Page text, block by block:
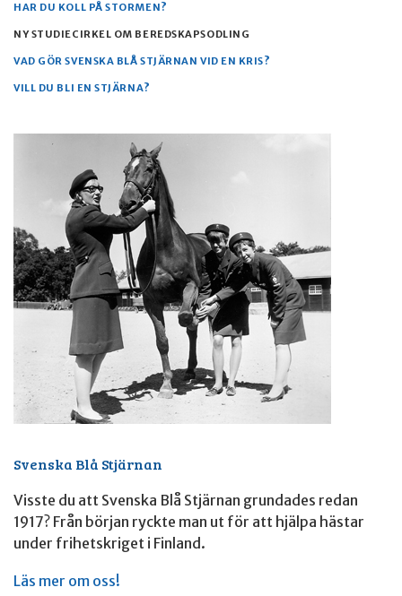
HAR DU KOLL PÅ STORMEN?
NY STUDIECIRKEL OM BEREDSKAPSODLING
VAD GÖR SVENSKA BLÅ STJÄRNAN VID EN KRIS?
VILL DU BLI EN STJÄRNA?
Svenska Blå Stjärnan
Visste du att Svenska Blå Stjärnan grundades redan
1917? Från början ryckte man ut för att hjälpa hästar
under frihetskriget i Finland.
Läs mer om oss!